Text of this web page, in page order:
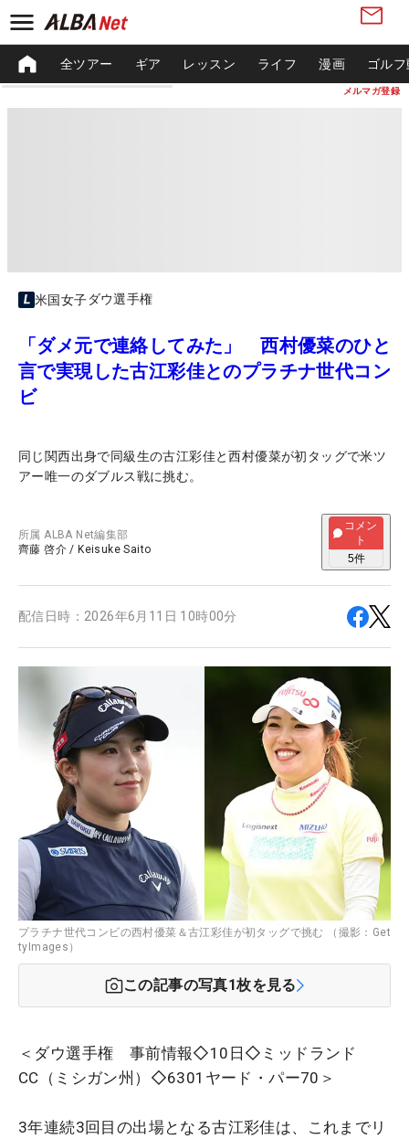
メルマガ登録
全ツアー ギア レッスン ライフ 漫画 ゴル
米国女子ダウ選手権
「ダメ元で連絡してみた」 西村優菜のひと
言で実現した古江彩佳とのプラチナ世代コン
ビ
同じ関西出身で同級生の古江彩佳と西村優菜が初タッグで米ツ
アー唯一のダブルス戦に挑む。
所属ALBA Net編集部
齊藤 啓介 / Keisuke Saito
コメン
ト
5件
配信日時： 2026年6月11日 10時00分
プラチナ世代コンビの西村優菜＆古江彩佳が初タッグで挑む （撮影：Get
tyImages）
この記事の写真1枚を見る
＜ダウ選手権 事前情報◇10日◇ミッドランド
CC（ミシガン州）◇6301ヤード・パー70＞
3年連続3回目の出場となる古江彩佳は、これまでリ